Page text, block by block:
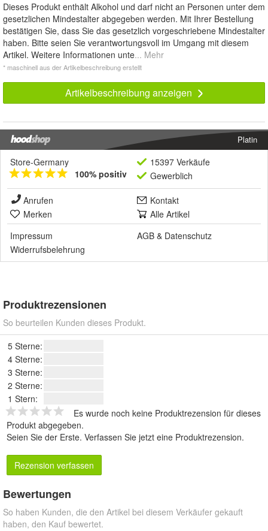
Dieses Produkt enthält Alkohol und darf nicht an Personen unter dem
gesetzlichen Mindestalter abgegeben werden. Mit Ihrer Bestellung
bestätigen Sie, dass Sie das gesetzlich vorgeschriebene Mindestalter
haben. Bitte seien Sie verantwortungsvoll im Umgang mit diesem
Artikel. Weitere Informationen unte... Mehr
* maschinell aus der Artikelbeschreibung erstellt
Artikelbeschreibung anzeigen
Platin
Store-Germany
100% positiv
15397 Verkäufe
Gewerblich
Anrufen
Kontakt
Merken
Alle Artikel
Impressum
AGB & Datenschutz
Widerrufsbelehrung
Produktrezensionen
So beurteilen Kunden dieses Produkt.
5 Sterne:
4 Sterne:
3 Sterne:
2 Sterne:
1 Stern:
Es wurde noch keine Produktrezension für dieses
Produkt abgegeben.
Seien Sie der Erste. Verfassen Sie jetzt eine Produktrezension.
Rezension verfassen
Bewertungen
So haben Kunden, die den Artikel bei diesem Verkäufer gekauft
haben, den Kauf bewertet.